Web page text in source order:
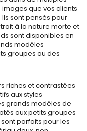
que vos clients
sont pensés pour
à la nature morte et
sont disponibles en
modèles
groupes ou des
riches et contrastées
aux styles
grands modèles de
aux petits groupes
sont parfaits pour les